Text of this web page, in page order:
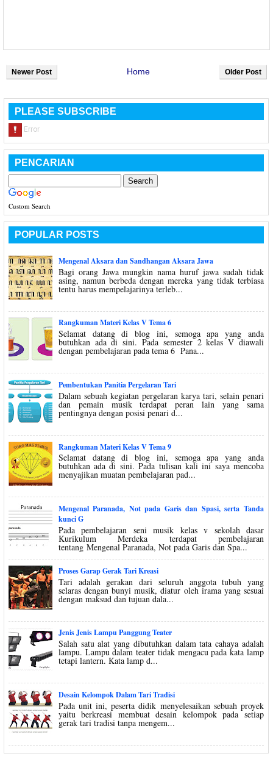
Newer Post Older Post
Home
PLEASE SUBSCRIBE
PENCARIAN
Custom Search
POPULAR POSTS
Mengenal Aksara dan Sandhangan Aksara Jawa
Bagi orang Jawa mungkin nama huruf jawa sudah tidak
asing, namun berbeda dengan mereka yang tidak terbiasa
tentu harus mempelajarinya terleb...
Rangkuman Materi Kelas V Tema 6
Selamat datang di blog ini, semoga apa yang anda
butuhkan ada di sini. Pada semester 2 kelas V diawali
dengan pembelajaran pada tema 6 Pana...
Pembentukan Panitia Pergelaran Tari
Dalam sebuah kegiatan pergelaran karya tari, selain penari
dan pemain musik terdapat peran lain yang sama
pentingnya dengan posisi penari d...
Rangkuman Materi Kelas V Tema 9
Selamat datang di blog ini, semoga apa yang anda
butuhkan ada di sini. Pada tulisan kali ini saya mencoba
menyajikan muatan pembelajaran pad...
Mengenal Paranada, Not pada Garis dan Spasi, serta Tanda
kunci G
Pada pembelajaran seni musik kelas v sekolah dasar
Kurikulum Merdeka terdapat pembelajaran
tentang Mengenal Paranada, Not pada Garis dan Spa...
Proses Garap Gerak Tari Kreasi
Tari adalah gerakan dari seluruh anggota tubuh yang
selaras dengan bunyi musik, diatur oleh irama yang sesuai
dengan maksud dan tujuan dala...
Jenis Jenis Lampu Panggung Teater
Salah satu alat yang dibutuhkan dalam tata cahaya adalah
lampu. Lampu dalam teater tidak mengacu pada kata lamp
tetapi lantern. Kata lamp d...
Desain Kelompok Dalam Tari Tradisi
Pada unit ini, peserta didik menyelesaikan sebuah proyek
yaitu berkreasi membuat desain kelompok pada setiap
gerak tari tradisi tanpa mengem...